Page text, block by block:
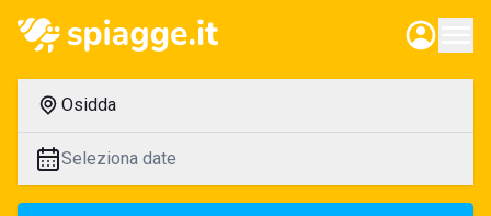
Osidda
Seleziona date